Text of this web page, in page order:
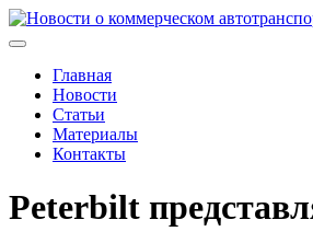
Skip
to
Главная
Новости
Статьи
Материалы
Контакты
Peterbilt